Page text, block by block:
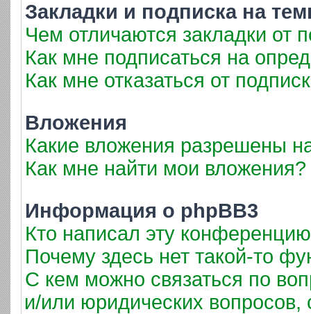
Закладки и подписка на
Чем отличаются закладки от
Как мне подписаться на
Как мне отказаться от
Вложения
Какие вложения разрешены
Как мне найти мои вложения?
Информация о phpBB3
Кто написал эту
Почему здесь нет такой-то
С кем можно связаться по
и/или юридических